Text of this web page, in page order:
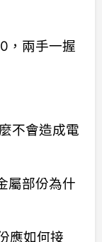
，兩手一握
不會造成電
屬部份為什
應如何接